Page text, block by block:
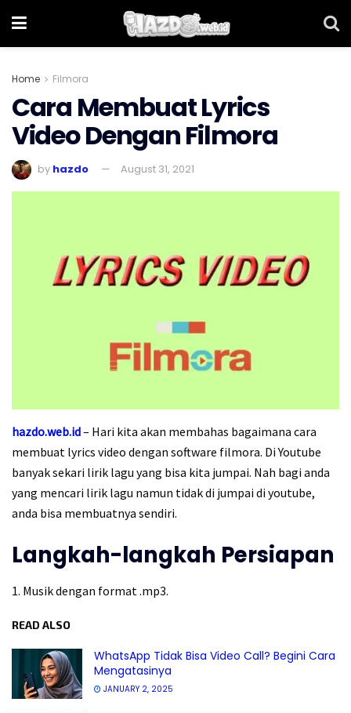
Home Filmora
Cara Membuat Lyrics
Video Dengan Filmora
by hazdo August 31, 2021
hazdo.web.id– Hari kita akan membahas bagaimana cara
membuat lyrics video dengan software filmora. Di Youtube
banyak sekari lirik lagu yang bisa kita jumpai. Nah bagi anda
yang mencari lirik lagu namun tidak di jumpai di youtube,
anda bisa membuatnya sendiri.
Langkah-langkah Persiapan
1. Musik dengan format .mp3.
READ ALSO
WhatsApp Tidak Bisa Video Call? Begini Cara
Mengatasinya
JANUARY 2, 2025